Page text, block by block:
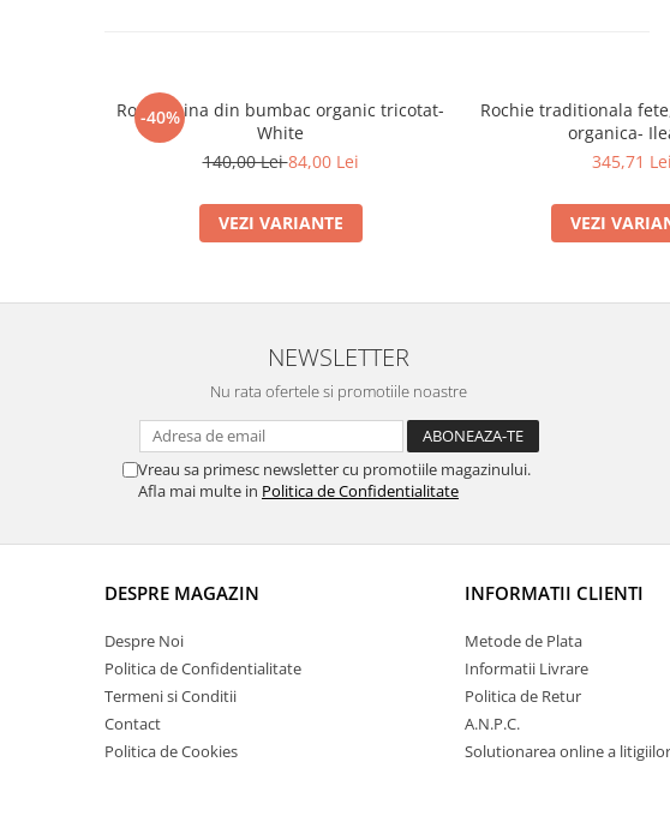
-40%
Rochie Lina din bumbac organic tricotat-
White
140,00 Lei84,00 Lei
VEZI VARIANTE
Rochie traditionala
organica-
345,71 Lei
VEZI
NEWSLETTER
Nu rata ofertele si promotiile noastre
Vreau sa primesc newsletter cu promotiile magazinului.
Afla mai multe in Politica de Confidentialitate
DESPRE MAGAZIN
Despre Noi
Politica de Confidentialitate
Termeni si Conditii
Contact
Politica de Cookies
INFORMATII CLIENTI
Metode de Plata
Informatii Livrare
Politica de Retur
A.N.P.C.
Solutionarea online a litigiilor